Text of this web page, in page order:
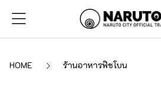
HOME ร้านอาหารฟิชโบน